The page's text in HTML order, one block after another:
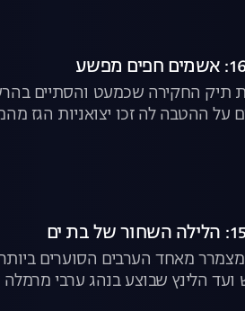
החקירה שכמעט והסתיים
על ההטבה לה זכו יצואניות הגז
מאחד הערבים הסוערים
ועד הלינץ שבוצע בנהג ערבי